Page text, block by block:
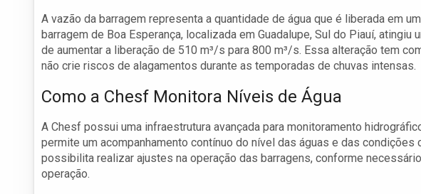
A vazão da barragem representa a quantidade de água que é liberada em
barragem de Boa Esperança, localizada em Guadalupe, Sul do Piauí,
de aumentar a liberação de 510 m³/s para 800 m³/s. Essa alteração tem
não crie riscos de alagamentos durante as temporadas de chuvas intensas.
Como a Chesf Monitora Níveis de Água
A Chesf possui uma infraestrutura avançada para monitoramento
permite um acompanhamento contínuo do nível das águas e das condições
possibilita realizar ajustes na operação das barragens, conforme
operação.